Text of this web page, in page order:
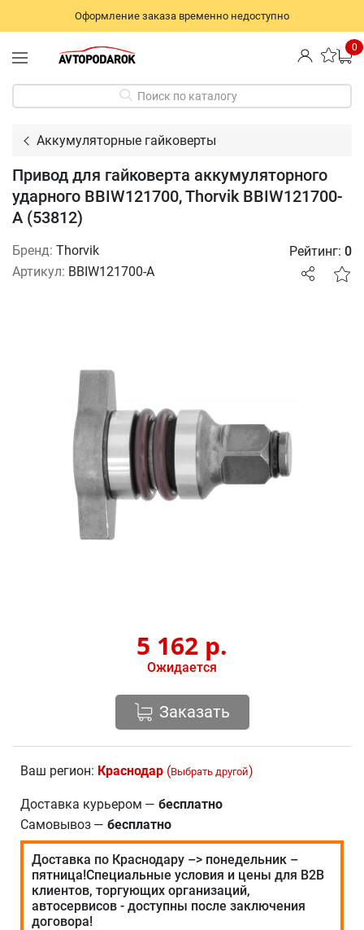
Оформление заказа временно недоступно
0
Поиск по каталогу
Аккумуляторные гайковерты
Привод для гайковерта аккумуляторного
ударного BBIW121700, Thorvik BBIW121700-
A (53812)
Бренд: Thorvik
Артикул: BBIW121700-A
Рейтинг: 0
5 162 р.
Ожидается
Заказать
Ваш регион: Краснодар (Выбрать другой)
Доставка курьером — бесплатно
Самовывоз — бесплатно
Доставка по Краснодару –> понедельник –
пятница!Специальные условия и цены для В2В
клиентов, торгующих организаций,
автосервисов - доступны после заключения
договора!